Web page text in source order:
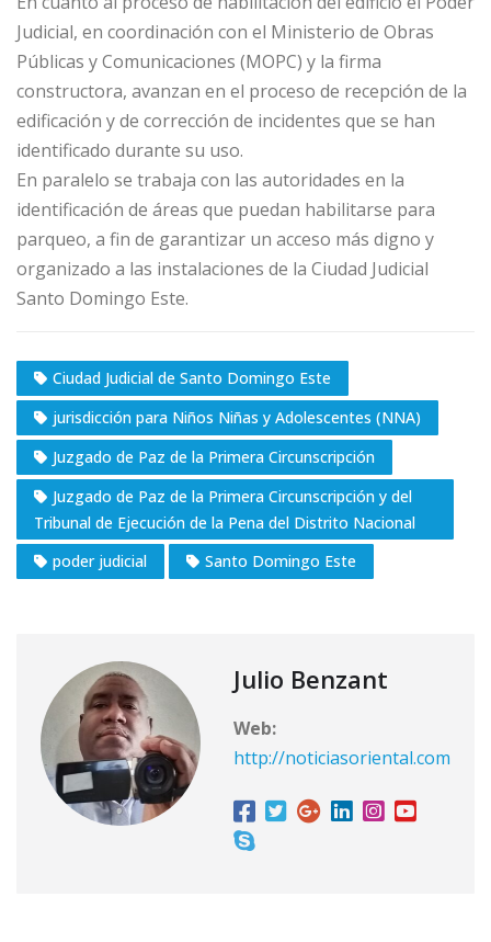
Judicial, en coordinación con el Ministerio de Obras
Públicas y Comunicaciones (MOPC) y la firma
constructora, avanzan en el proceso de recepción de la
edificación y de corrección de incidentes que se han
identificado durante su uso.
En paralelo se trabaja con las autoridades en la
identificación de áreas que puedan habilitarse para
parqueo, a fin de garantizar un acceso más digno y
organizado a las instalaciones de la Ciudad Judicial
Santo Domingo Este.
Ciudad Judicial de Santo Domingo Este
jurisdicción para Niños Niñas y Adolescentes (NNA)
Juzgado de Paz de la Primera Circunscripción
Juzgado de Paz de la Primera Circunscripción y del
Tribunal de Ejecución de la Pena del Distrito Nacional
poder judicial
Santo Domingo Este
Julio Benzant
Web:
http://noticiasoriental.com